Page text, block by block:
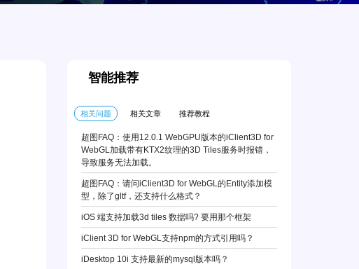
智能推荐
相关问题 相关文章 推荐教程
超图FAQ：使用12.0.1 WebGPU版本的iClient3D for
WebGL加载带有KTX2纹理的3D Tiles服务时报错，
导致服务无法加载。
超图FAQ：请问iClient3D for WebGL的Entity添加模
型，除了gltf，还支持什么格式？
iOS 端支持加载3d tiles 数据吗? 要用那个框架
iClient 3D for WebGL支持npm的方式引用吗？
iDesktop 10i 支持最新的mysql版本吗？